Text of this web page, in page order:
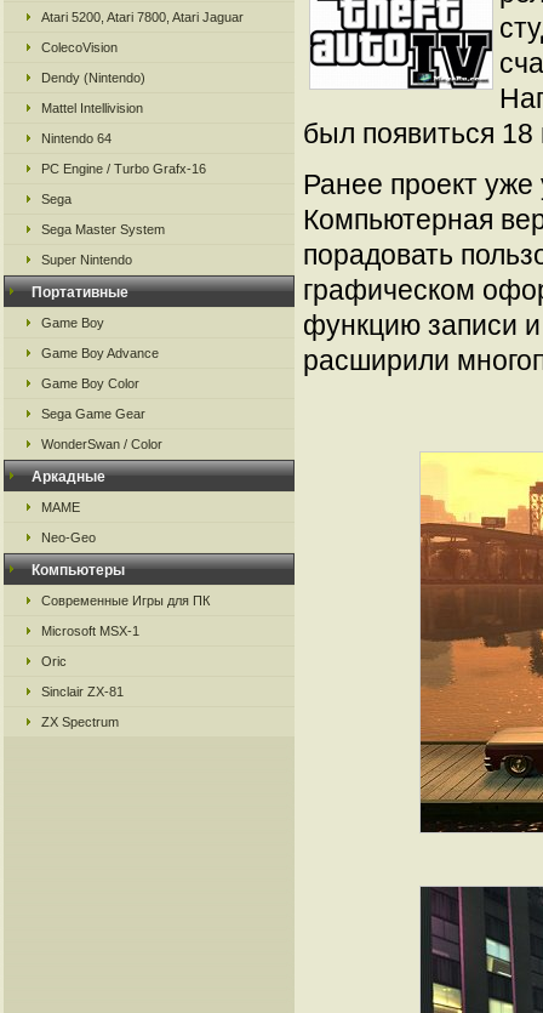
Atari 5200, Atari 7800, Atari Jaguar
ColecoVision
Dendy (Nintendo)
Mattel Intellivision
Nintendo 64
PC Engine / Turbo Grafx-16
Sega
Sega Master System
Super Nintendo
Портативные
Game Boy
Game Boy Advance
Game Boy Color
Sega Game Gear
WonderSwan / Color
Аркадные
MAME
Neo-Geo
Компьютеры
Современные Игры для ПК
Microsoft MSX-1
Oric
Sinclair ZX-81
ZX Spectrum
был появиться 18
Ранее проект
Компьютерная
порадовать
графическом
функцию записи
расширили